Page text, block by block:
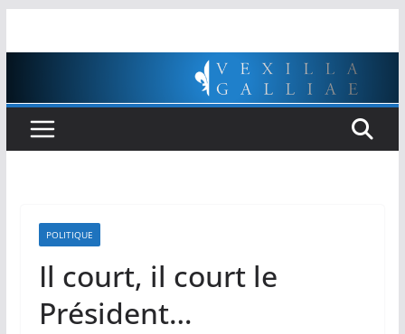
POLITIQUE
Il court, il court le
Président…